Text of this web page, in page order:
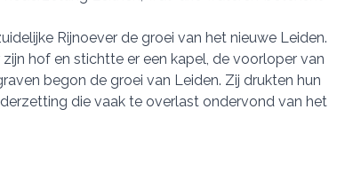
Rijnoever de groei van het nieuwe Leiden.
hof en stichtte er een kapel, de voorloper van
begon de groei van Leiden. Zij drukten hun
die vaak te overlast ondervond van het